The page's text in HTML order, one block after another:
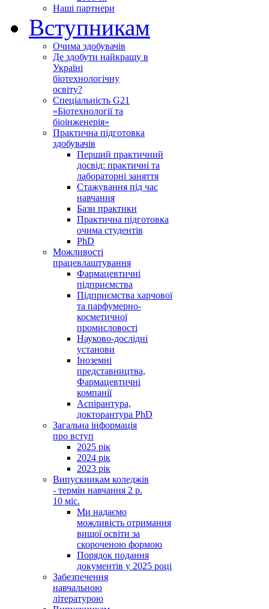
Наші партнери
Вступникам
Очима здобувачів
Де здобути найкращу в
Україні
біотехнологічну
освіту?
Спеціальність G21
«Біотехнології та
біоінженерія»
Практична підготовка
здобувачів
Перший практичний
досвід: практичні та
лабораторні заняття
Стажування під час
навчання
Бази практики
Практична підготовка
очима студентів
PhD
Можливості
працевлаштування
Фармацевтичні
підприємства
Підприємства харчової
та парфумерно-
косметичної
промисловості
Науково-дослідні
установи
Іноземні
представництва,
Фармацевтичні
компанії
Аспірантура,
докторантура PhD
Загальна інформація
про вступ
2025 рік
2024 рік
2023 рік
Випускникам коледжів
- термін навчання 2 р.
10 міс.
Ми надаємо
можливість отримання
вищої освіти за
скороченою формою
Порядок подання
документів у 2025 році
Забезпечення
навчальною
літературою